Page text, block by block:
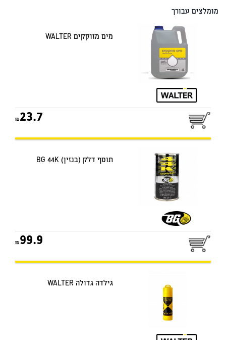
מומלצים עבורך
מים מזוקקים WALTER
23.7
תוסף דלק (בנזין) BG 44K
99.9
גילדה גדולה WALTER